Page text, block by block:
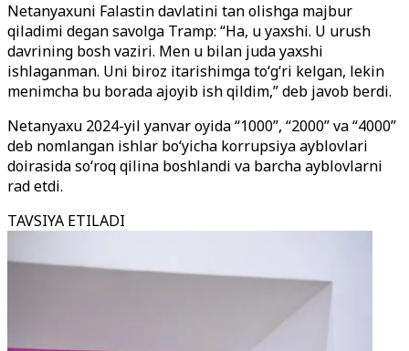
Netanyaxuni Falastin davlatini tan olishga majbur
qiladimi degan savolga Tramp: “Ha, u yaxshi. U urush
davrining bosh vaziri. Men u bilan juda yaxshi
ishlaganman. Uni biroz itarishimga to‘g‘ri kelgan, lekin
menimcha bu borada ajoyib ish qildim,” deb javob berdi.
Netanyaxu 2024-yil yanvar oyida “1000”, “2000” va “4000”
deb nomlangan ishlar bo‘yicha korrupsiya ayblovlari
doirasida so‘roq qilina boshlandi va barcha ayblovlarni
rad etdi.
TAVSIYA ETILADI